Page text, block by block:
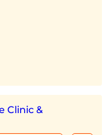
возврату
чтобы